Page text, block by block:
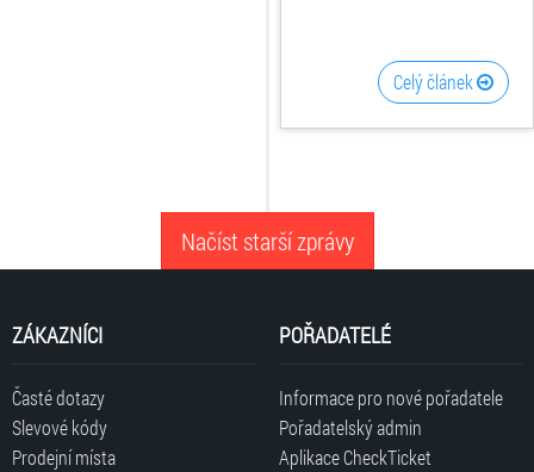
Celý článek
Načíst starší zprávy
ZÁKAZNÍCI
Časté dotazy
Slevové kódy
Prodejní místa
POŘADATELÉ
Informace pro nové pořadatele
Pořadatelský admin
Aplikace CheckTicket